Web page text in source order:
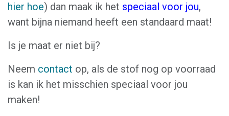
hier hoe) dan maak ik het speciaal voor jou,
want bijna niemand heeft een standaard maat!
Is je maat er niet bij?
Neem contact op, als de stof nog op voorraad
is kan ik het misschien speciaal voor jou
maken!